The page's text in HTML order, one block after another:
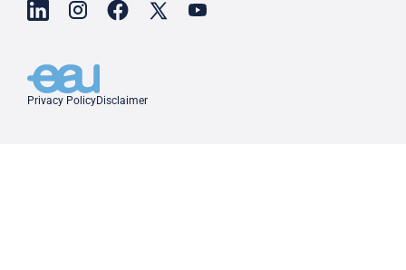
Privacy PolicyDisclaimer